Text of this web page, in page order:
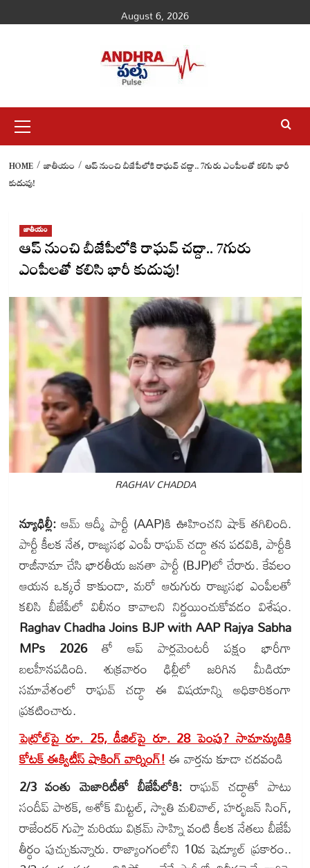
to
August 6, 2026
Menu
HOME జాతీయం
ఆప్ నుంచి బీజేపీలోకి రాఘవ్ చద్దా.. 7గురు ఎంపీలతో కలిసి భారీ
కుదుపు!
జాతీయం
ఆప్ నుంచి బీజేపీలోకి రాఘవ్ చద్దా.. 7గురు
ఎంపీలతో కలిసి భారీ కుదుపు!
RAGHAV CHADDA
న్యూఢిల్లీ:ఆమ్ ఆద్మీ పార్టీ (AAP)కి ఊహించని షాక్ తగిలింది.
పార్టీ కీలక నేత, రాజ్యసభ ఎంపీ రాఘవ్ చద్దా తన పదవికి, పార్టీకి
రాజీనామా చేసి భారతీయ జనతా పార్టీ (BJP)లో చేరారు. కేవలం
ఆయన ఒక్కరే కాకుండా, మరో ఆరుగురు రాజ్యసభ ఎంపీలతో
కలిసి బీజేపీలో విలీనం కావాలని నిర్ణయించుకోవడం విశేషం.
Raghav Chadha Joins BJP with AAP Rajya Sabha
MPs 2026తో ఆప్ పార్లమెంటరీ పక్షం భారీగా
బలహీనపడింది. శుక్రవారం ఢిల్లీలో జరిగిన మీడియా
సమావేశంలో రాఘవ్ చద్ధా ఈ విషయాన్ని అధికారికంగా
ప్రకటించారు.
పెట్రోల్‌పై రూ. 25, డీజిల్‌పై రూ. 28 పెంపు? సామాన్యుడికి
కోటక్ ఈక్విటీస్ షాకింగ్ వార్నింగ్!ఈ వార్తను కూడా చదవండి
2/3 వంతు మెజారిటీతో బీజేపీలోకి:రాఘవ్ చద్ధాతో పాటు
సందీప్ పాఠక్, అశోక్ మిట్టల్, స్వాతి మలివాల్, హర్భజన్ సింగ్,
రాజేందర్ గుప్తా మరియు విక్రమ్ సాహ్ని వంటి కీలక నేతలు బీజేపీ
తీర్థం పుచ్చుకున్నారు. రాజ్యాంగంలోని 10వ షెడ్యూల్ ప్రకారం..